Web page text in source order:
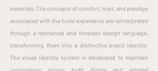
materials. The concepts of comfort, trust, and prestige
associated with the hotel experience are reinterpreted
through a restrained and timeless design language,
transforming them into a distinctive brand identity.
The visual identity system is developed to maintain
consistency across both digital and printed